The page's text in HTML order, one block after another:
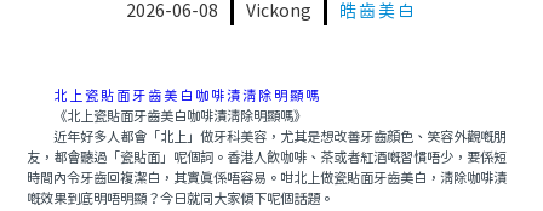
2026-06-08 Vickong 皓齒美白
北上瓷貼面牙齒美白咖啡漬清除明顯嗎
《北上瓷貼面牙齒美白咖啡漬清除明顯嗎》
近年好多人都會「北上」做牙科美容，尤其是想改善牙齒顔色、笑容外觀嘅朋
友，都會聽過「瓷貼面」呢個詞。香港人飲咖啡、茶或者紅酒嘅習慣唔少，要係短
時間內令牙齒回複潔白，其實真係唔容易。咁北上做瓷貼面牙齒美白，清除咖啡漬
嘅效果到底明唔明顯？今日就同大家傾下呢個話題。